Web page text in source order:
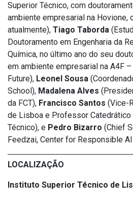
Superior Técnico, com
ambiente empresarial na Hovione,
atualmente), Tiago Taborda
Doutoramento em Engenharia da
Química, no último ano do seu
em ambiente empresarial na A4F
Future), Leonel Sousa
School), Madalena Alves
da FCT), Francisco Santos (Vice-
de Lisboa e Professor
Técnico), e Pedro Bizarro (Chief
Feedzai, Center for Responsible
LOCALIZAÇÃO
Instituto Superior Técnico de